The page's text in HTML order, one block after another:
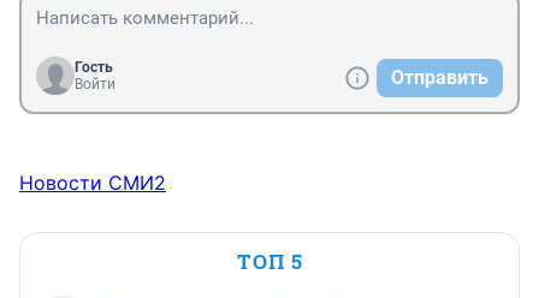
Гость
Войти
Отправить
Новости СМИ2
ТОП 5